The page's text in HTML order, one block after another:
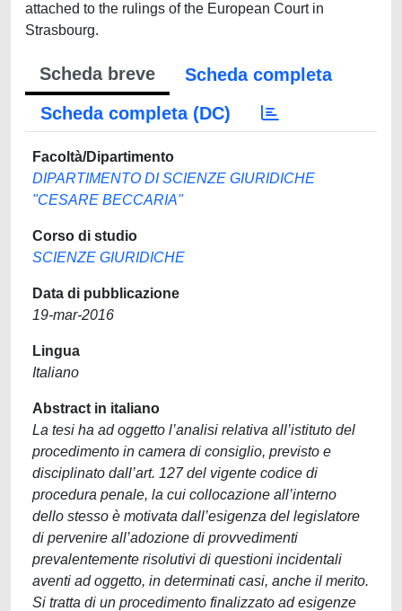
attached to the rulings of the European Court in
Strasbourg.
Scheda breve
Scheda completa
Scheda completa (DC)
Facoltà/Dipartimento
DIPARTIMENTO DI SCIENZE GIURIDICHE
"CESARE BECCARIA"
Corso di studio
SCIENZE GIURIDICHE
Data di pubblicazione
19-mar-2016
Lingua
Italiano
Abstract in italiano
La tesi ha ad oggetto l’analisi relativa all’istituto del
procedimento in camera di consiglio, previsto e
disciplinato dall’art. 127 del vigente codice di
procedura penale, la cui collocazione all’interno
dello stesso è motivata dall’esigenza del legislatore
di pervenire all’adozione di provvedimenti
prevalentemente risolutivi di questioni incidentali
aventi ad oggetto, in determinati casi, anche il merito.
Si tratta di un procedimento finalizzato ad esigenze